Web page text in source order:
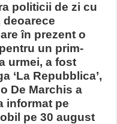
politicii de zi cu
în prezent o
un prim-
urmei, a fost
‘La Repubblica’,
De Marchis a
informat pe
pe 30 august